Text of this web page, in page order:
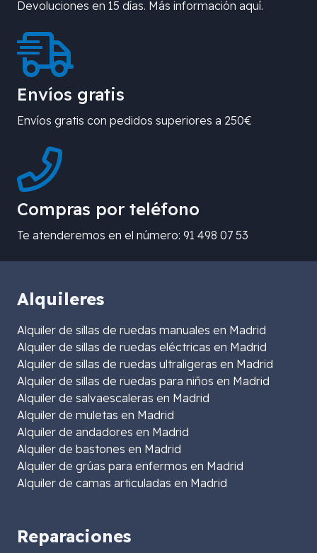
Devoluciones en 15 días. Más información aquí.
Envíos gratis
Envíos gratis con pedidos superiores a 250€
Compras por teléfono
Te atenderemos en el número: 91 498 07 53
Alquileres
Alquiler de sillas de ruedas manuales en Madrid
Alquiler de sillas de ruedas eléctricas en Madrid
Alquiler de sillas de ruedas ultraligeras en Madrid
Alquiler de sillas de ruedas para niños en Madrid
Alquiler de salvaescaleras en Madrid
Alquiler de muletas en Madrid
Alquiler de andadores en Madrid
Alquiler de bastones en Madrid
Alquiler de grúas para enfermos en Madrid
Alquiler de camas articuladas en Madrid
Reparaciones